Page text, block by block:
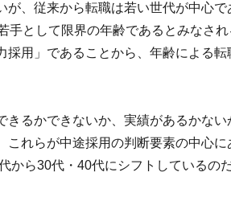
が、従来から転職は若い世代が中心
手として限界の年齢であるとみなさ
採用」であることから、年齢による転
きるかできないか、実績があるかな
これらが中途採用の判断要素の中心
から30代・40代にシフトしているのだ